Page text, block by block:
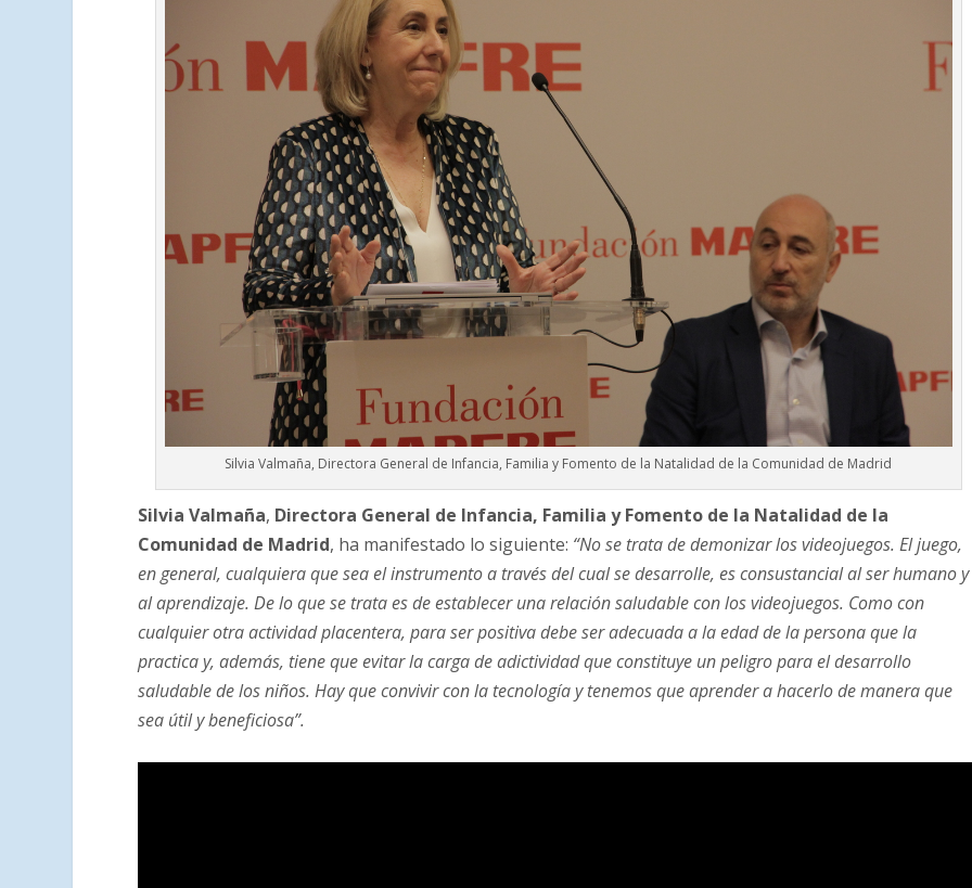
Silvia Valmaña, Directora General de Infancia, Familia y Fomento de la Natalidad de la Comunidad de Madrid
Silvia Valmaña, Directora General de Infancia, Familia y Fomento de la Natalidad de la
Comunidad de Madrid, ha manifestado lo siguiente: “No se trata de demonizar los videojuegos. El juego,
en general, cualquiera que sea el instrumento a través del cual se desarrolle, es consustancial al ser humano y
al aprendizaje. De lo que se trata es de establecer una relación saludable con los videojuegos. Como con
cualquier otra actividad placentera, para ser positiva debe ser adecuada a la edad de la persona que la
practica y, además, tiene que evitar la carga de adictividad que constituye un peligro para el desarrollo
saludable de los niños. Hay que convivir con la tecnología y tenemos que aprender a hacerlo de manera que
sea útil y beneficiosa”.